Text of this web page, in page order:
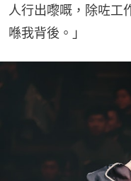
人行出嚟嘅，除咗工
喺我背後。」